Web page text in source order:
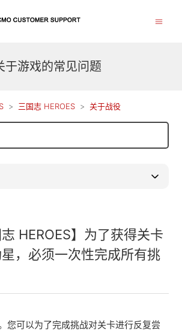
于游戏的常见问题
三国志 HEROES 关于战役
志 HEROES】为了获得关卡
，必须一次性完成所有挑
您可以为了完成挑战对关卡进行反复尝